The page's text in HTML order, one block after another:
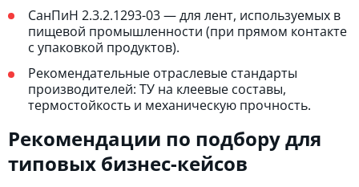
СанПиН 2.3.2.1293-03 — для лент, используемых в
пищевой промышленности (при прямом контакте
с упаковкой продуктов).
Рекомендательные отраслевые стандарты
производителей: ТУ на клеевые составы,
термостойкость и механическую прочность.
Рекомендации по подбору для
типовых бизнес-кейсов